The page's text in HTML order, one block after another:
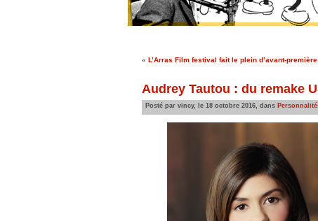
« L’Arras Film festival fait le plein d’avant-
Audrey Tautou : du remake
Posté par vincy, le 18 octobre 2016, dans